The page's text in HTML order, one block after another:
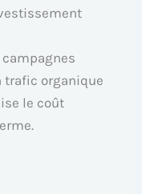
trafic organique
le coût